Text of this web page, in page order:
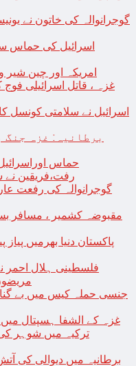
گوجرانوالہ کی خاتون نے
اسرائیل کی حماس
امریکہ اور چین
اسرائیل نے سلامتی کونسل
برطانیہ: غزہ جنگ
حماس
رفت،فریقین نے
گوجرانوالہ کی رفعت
پاکستان دنیا بھرمیں پیاز
غزہ کے الشفا ہسپتال میں 179 لاشوں کی اجتماعی تدفین
برطانیہ میں دیوالی کی